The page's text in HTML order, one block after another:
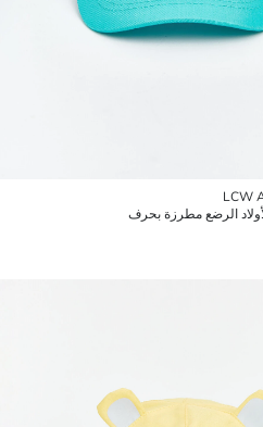
LCW
الرضع مطرزة بحرف